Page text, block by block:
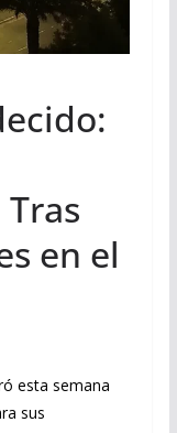
en el
esta semana
sus